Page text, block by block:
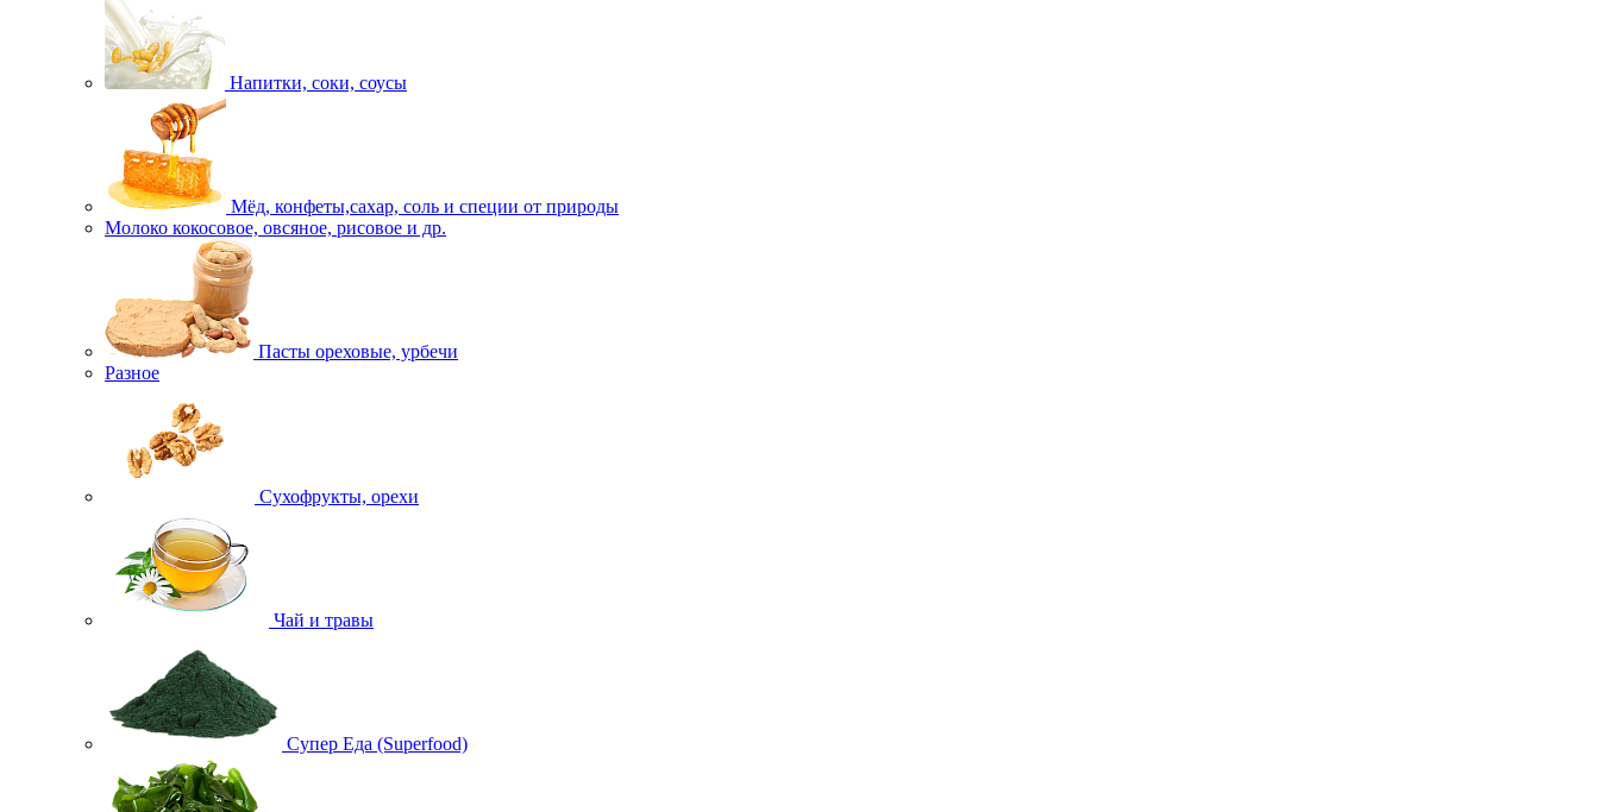
Напитки, соки, соусы
Мёд, конфеты,сахар, соль и специи от природы
Молоко кокосовое, овсяное, рисовое и др.
Пасты ореховые, урбечи
Разное
Сухофрукты, орехи
Чай и травы
Супер Еда (Superfood)